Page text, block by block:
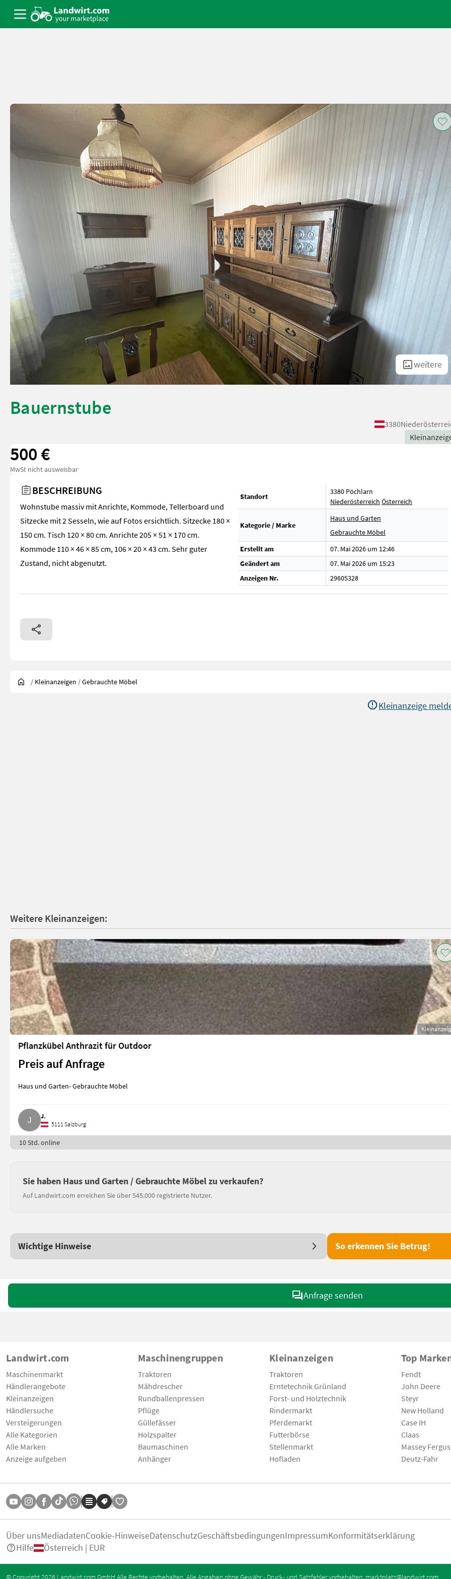
weitere
Bauernstube
3380
500 €
MwSt nicht ausweisbar
BESCHREIBUNG
Wohnstube massiv mit Anrichte, Kommode, Tellerboard und
Sitzecke mit 2 Sesseln, wie auf Fotos ersichtlich. Sitzecke 180 ×
150 cm. Tisch 120 × 80 cm. Anrichte 205 × 51 × 170 cm.
Kommode 110 × 46 × 85 cm, 106 × 20 × 43 cm. Sehr guter
Zustand, nicht abgenutzt.
Standort
3380 Pöchlarn
Niederösterreich Österreich
Kategorie / Marke
Haus und Garten
Gebrauchte Möbel
Erstellt am
07. Mai 2026 um 12:46
Geändert am
07. Mai 2026 um 15:23
Anzeigen Nr.
29605328
/ Kleinanzeigen /Gebrauchte Möbel
Kleinanzeige
Weitere Kleinanzeigen:
Pflanzkübel Anthrazit für Outdoor
Preis auf Anfrage
Haus und Garten- Gebrauchte Möbel
J.
5111 Salzburg
10 Std. online
Sie haben Haus und Garten / Gebrauchte Möbel zu verkaufen?
Auf Landwirt.com erreichen Sie über 545.000 registrierte Nutzer.
Wichtige Hinweise So erkennen Sie Betrug!
Anfrage senden
Landwirt.com
Maschinenmarkt
Händlerangebote
Kleinanzeigen
Händlersuche
Versteigerungen
Alle Kategorien
Alle Marken
Anzeige aufgeben
Maschinengruppen
Traktoren
Mähdrescher
Rundballenpressen
Pflüge
Güllefässer
Holzspalter
Baumaschinen
Anhänger
Kleinanzeigen
Traktoren
Erntetechnik Grünland
Forst- und Holztechnik
Rindermarkt
Pferdemarkt
Futterbörse
Stellenmarkt
Hofladen
Top
Fendt
John Deere
Steyr
New Holland
Case IH
Claas
Massey
Deutz-Fahr
Über unsMediadatenCookie-HinweiseDatenschutzGeschäftsbedingungenImpressumKonformitätserklärung
Hilfe
Österreich | EUR
© Copyright 2026 Landwirt.com GmbH Alle Rechte vorbehalten. Alle Angaben ohne Gewähr - Druck- und Satzfehler vorbehalten. marktplatz@landwirt.com